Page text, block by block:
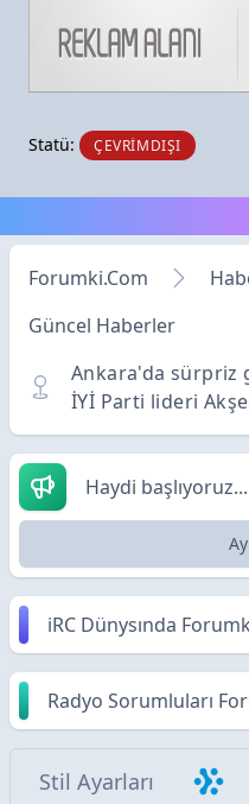
Statü: ÇEVRIMDIŞI
Forumki.Com
Güncel Haberler
Ankara'da sürpriz
İYİ Parti lideri
Haydi başlıyoruz...
iRC Dünysında
Radyo Sorumluları
Stil Ayarları